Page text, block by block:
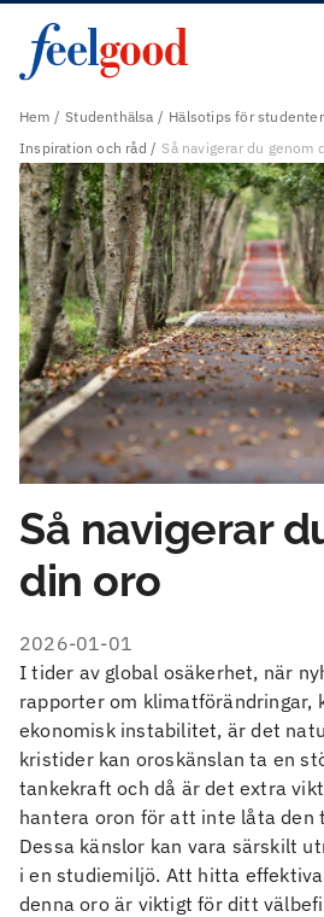
Hem Studenthälsa Hälsotips för studenter
Inspiration och råd
Så navigerar du genom
Så navigerar
din oro
2026-01-01
I tider av global osäkerhet, när
rapporter om klimatförändringar,
ekonomisk instabilitet, är det
kristider kan oroskänslan ta en
tankekraft och då är det extra
hantera oron för att inte låta den
Dessa känslor kan vara särskilt
i en studiemiljö. Att hitta
denna oro är viktigt för ditt